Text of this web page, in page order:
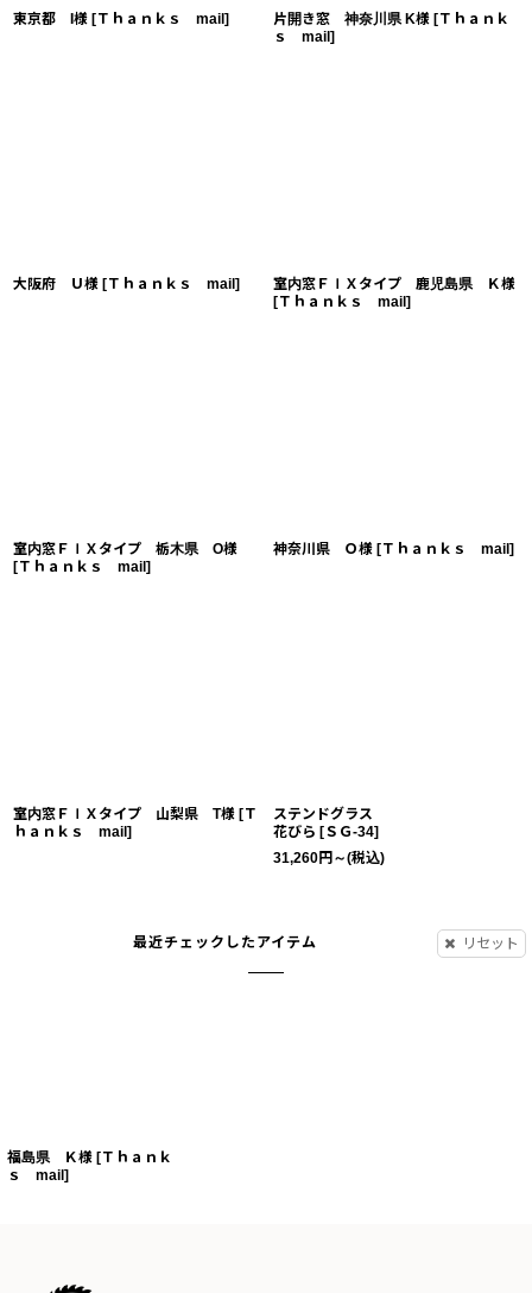
東京都 I様 [Ｔｈａｎｋｓ mail ] 片開き窓 神奈川県 K様 [Ｔｈａｎｋ
ｓ mail ]
大阪府 Ｕ様 [Ｔｈａｎｋｓ mail ]
室内窓ＦＩＸタイプ 鹿児島県 Ｋ様
[Ｔｈａｎｋｓ mail ]
室内窓ＦＩＸタイプ 栃木県 O様
[Ｔｈａｎｋｓ mail ]
神奈川県 Ｏ様 [Ｔｈａｎｋｓ mail ]
室内窓ＦＩＸタイプ 山梨県 T様 [Ｔ
ｈａｎｋｓ mail ]
ステンドグラス
花びら [ＳＧ-34]
31,260円 ～(税込)
最近チェックしたアイテム リセット
福島県 Ｋ様 [Ｔｈａｎｋ
ｓ mail ]